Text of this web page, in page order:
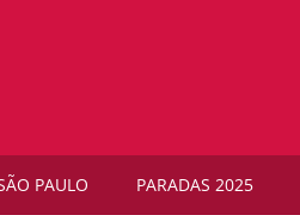
PAULO PARADAS 2025